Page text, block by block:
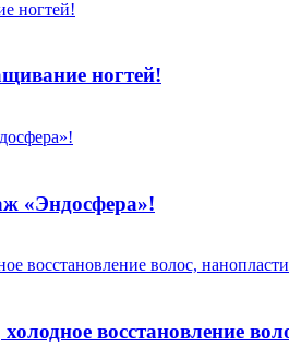
ногтей!
«Эндосфера»!
восстановление